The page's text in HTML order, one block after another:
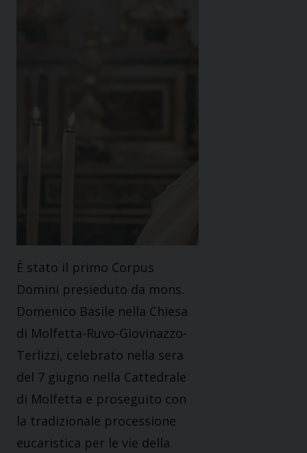
È stato il primo Corpus
Domini presieduto da mons.
Domenico Basile nella Chiesa
di Molfetta-Ruvo-Giovinazzo-
Terlizzi, celebrato nella sera
del 7 giugno nella Cattedrale
di Molfetta e proseguito con
la tradizionale processione
eucaristica per le vie della